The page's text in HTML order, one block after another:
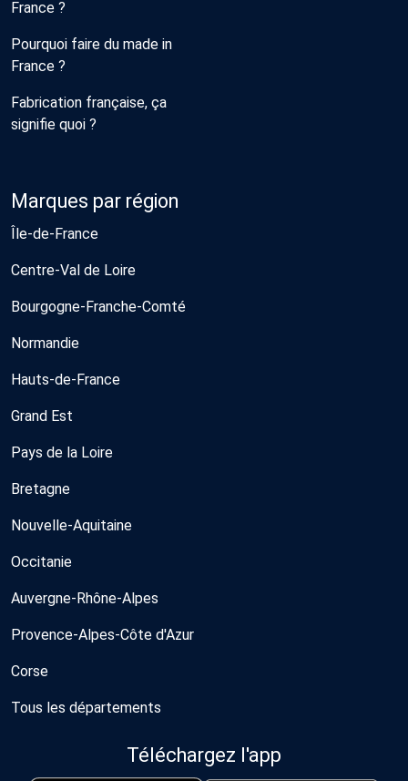
France ?
Pourquoi faire du made in
France ?
Fabrication française, ça
signifie quoi ?
Marques par région
Île-de-France
Centre-Val de Loire
Bourgogne-Franche-Comté
Normandie
Hauts-de-France
Grand Est
Pays de la Loire
Bretagne
Nouvelle-Aquitaine
Occitanie
Auvergne-Rhône-Alpes
Provence-Alpes-Côte d'Azur
Corse
Tous les départements
Téléchargez l'app